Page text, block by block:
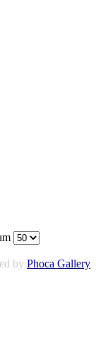
by Phoca Gallery